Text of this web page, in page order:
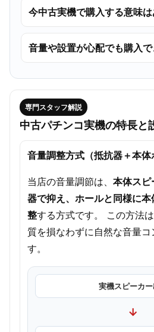
今中古実機で購入する意味
音量や設置が心配でも購入で
専門スタッフ解説
中古パチンコ実機の特長と
音量調整方式（抵抗器＋本体
当店の音量調節は、 本体スピ
器で抑え、ホールと同様に
整する方式です。 この方法
質を損なわずに自然な音量
す。
実機スピーカ
→